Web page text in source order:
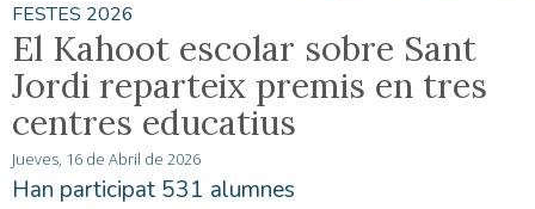
FESTES 2026
El Kahoot escolar sobre Sant
Jordi reparteix premis en tres
centres educatius
Jueves, 16 de Abril de 2026
Han participat 531 alumnes